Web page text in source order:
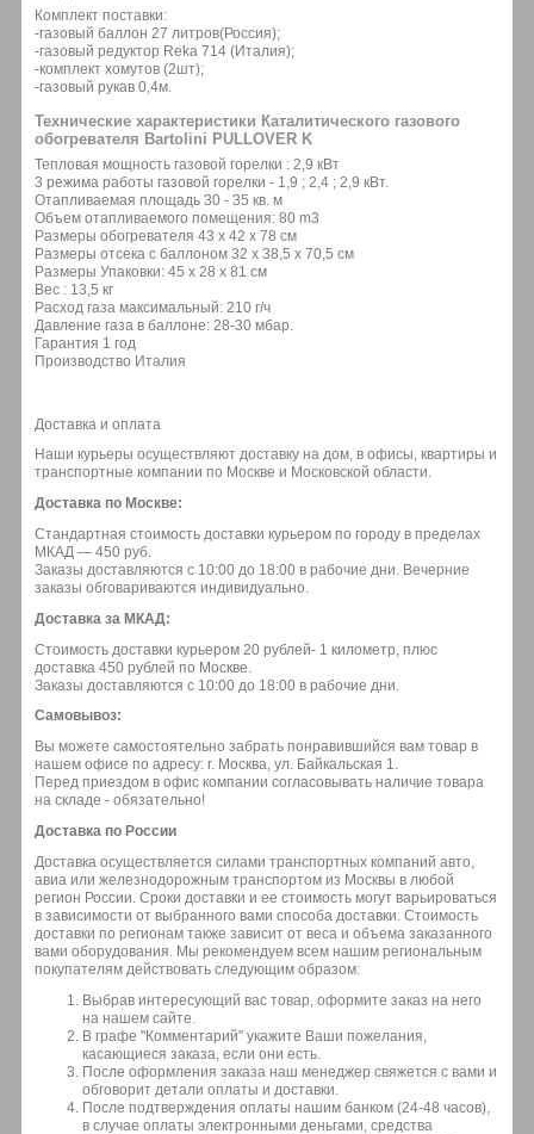
Комплект поставки:
-газовый баллон 27 литров(Россия);
-газовый редуктор Reka 714 (Италия);
-комплект хомутов (2шт);
-газовый рукав 0,4м.
Технические характеристики Каталитического газового
обогревателя Bartolini PULLOVER K
Тепловая мощность газовой горелки : 2,9 кВт
3 режима работы газовой горелки - 1,9 ; 2,4 ; 2,9 кВт.
Отапливаемая площадь 30 - 35 кв. м
Объем отапливаемого помещения: 80 m3
Размеры обогревателя 43 x 42 x 78 см
Размеры отсека с баллоном 32 x 38,5 x 70,5 см
Размеры Упаковки: 45 x 28 x 81 см
Вес : 13,5 кг
Расход газа максимальный: 210 г/ч
Давление газа в баллоне: 28-30 мбар.
Гарантия 1 год
Производство Италия
Доставка и оплата
Наши курьеры осуществляют доставку на дом, в офисы, квартиры и
транспортные компании по Москве и Московской области.
Доставка по Москве:
Стандартная стоимость доставки курьером по городу в пределах
МКАД — 450 руб.
Заказы доставляются с 10:00 до 18:00 в рабочие дни. Вечерние
заказы обговариваются индивидуально.
Доставка за МКАД:
Стоимость доставки курьером 20 рублей- 1 километр, плюс
доставка 450 рублей по Москве.
Заказы доставляются с 10:00 до 18:00 в рабочие дни.
Самовывоз:
Вы можете самостоятельно забрать понравившийся вам товар в
нашем офисе по адресу: г. Москва, ул. Байкальская 1.
Перед приездом в офис компании согласовывать наличие товара
на складе - обязательно!
Доставка по России
Доставка осуществляется силами транспортных компаний авто,
авиа или железнодорожным транспортом из Москвы в любой
регион России. Сроки доставки и ее стоимость могут варьироваться
в зависимости от выбранного вами способа доставки. Стоимость
доставки по регионам также зависит от веса и объема заказанного
вами оборудования. Мы рекомендуем всем нашим региональным
покупателям действовать следующим образом:
Выбрав интересующий вас товар, оформите заказ на него
на нашем сайте.
В графе "Комментарий" укажите Ваши пожелания,
касающиеся заказа, если они есть.
После оформления заказа наш менеджер свяжется с вами и
обговорит детали оплаты и доставки.
После подтверждения оплаты нашим банком (24-48 часов),
в случае оплаты электронными деньгами, средства